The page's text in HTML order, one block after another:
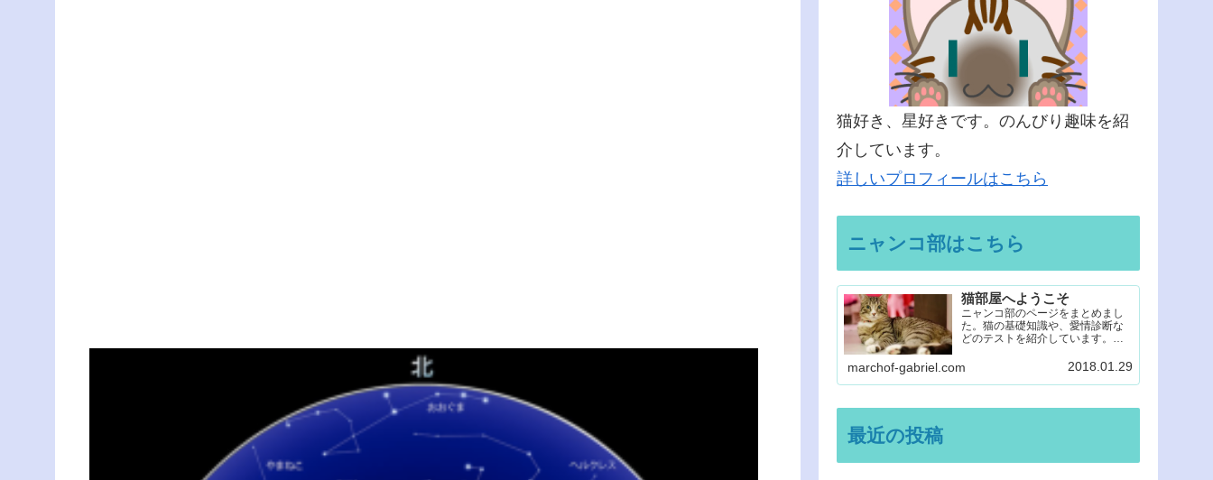
猫好き、星好きです。のんびり趣味を紹
介しています。
詳しいプロフィールはこちら
ニャンコ部はこちら
猫部屋へようこそ
ニャンコ部のページをまとめまし
た。猫の基礎知識や、愛情診断な
どのテストを紹介しています。楽
してください。
marchof-gabriel.com 2018.01.29
最近の投稿